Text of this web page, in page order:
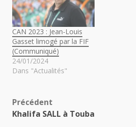
CAN 2023 : Jean-Louis
Gasset limogé par la FIF
(Communiqué)
24/01/2024
Dans "Actualités"
Navigation
Précédent
Khalifa SALL à Touba